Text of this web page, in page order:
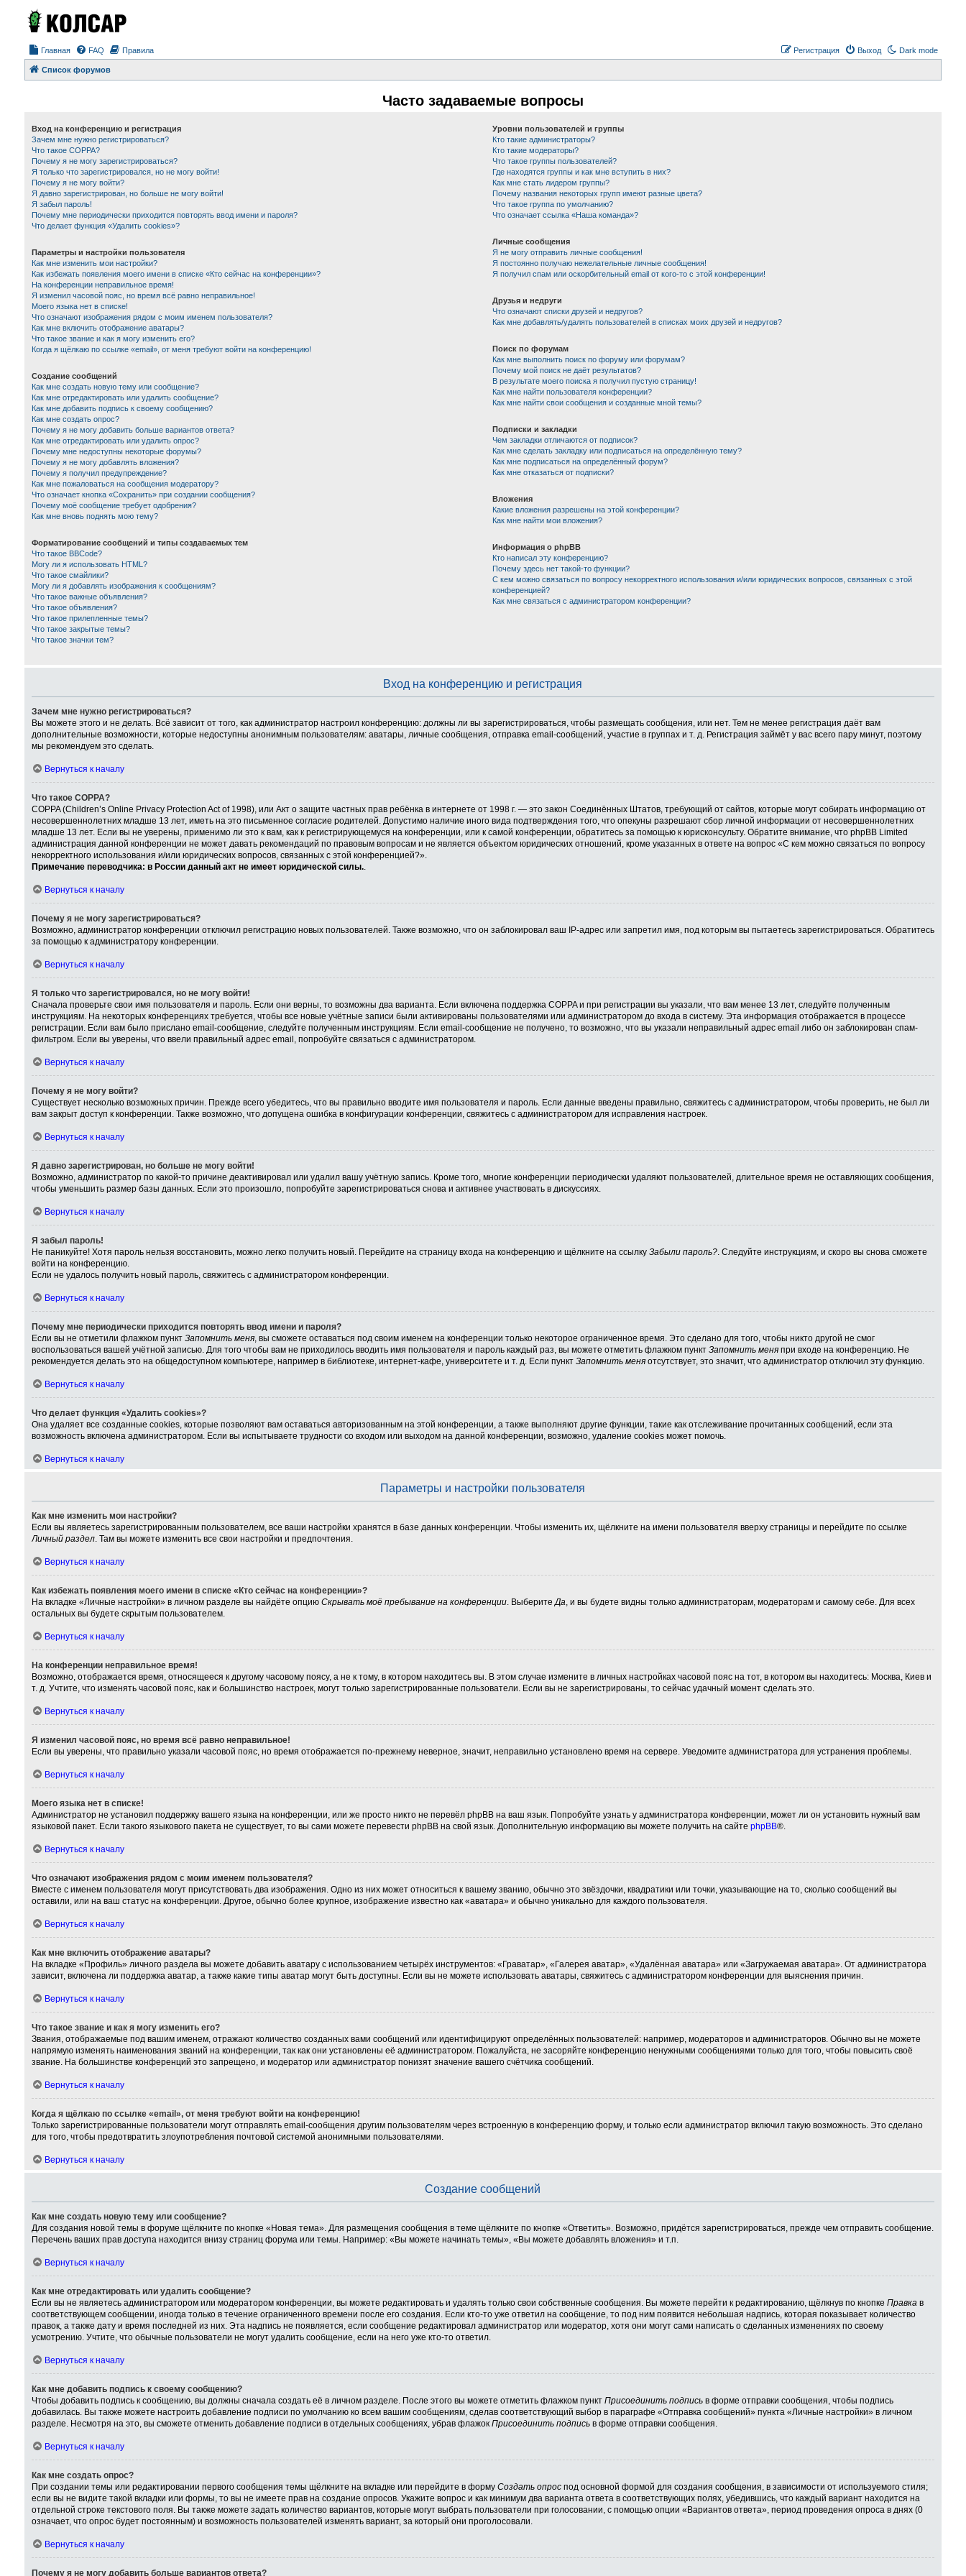
Главная Dark mode
FAQ Правила Выход
Регистрация
Список форумов
Часто задаваемые вопросы
Вход на конференцию и регистрация
Зачем мне нужно регистрироваться?
Что такое COPPA?
Почему я не могу зарегистрироваться?
Я только что зарегистрировался, но не могу войти!
Почему я не могу войти?
Я давно зарегистрирован, но больше не могу войти!
Я забыл пароль!
Почему мне периодически приходится повторять ввод имени и пароля?
Что делает функция «Удалить cookies»?
Параметры и настройки пользователя
Как мне изменить мои настройки?
Как избежать появления моего имени в списке «Кто сейчас на конференции»?
На конференции неправильное время!
Я изменил часовой пояс, но время всё равно неправильное!
Моего языка нет в списке!
Что означают изображения рядом с моим именем пользователя?
Как мне включить отображение аватары?
Что такое звание и как я могу изменить его?
Когда я щёлкаю по ссылке «email», от меня требуют войти на конференцию!
Создание сообщений
Как мне создать новую тему или сообщение?
Как мне отредактировать или удалить сообщение?
Как мне добавить подпись к своему сообщению?
Как мне создать опрос?
Почему я не могу добавить больше вариантов ответа?
Как мне отредактировать или удалить опрос?
Почему мне недоступны некоторые форумы?
Почему я не могу добавлять вложения?
Почему я получил предупреждение?
Как мне пожаловаться на сообщения модератору?
Что означает кнопка «Сохранить» при создании сообщения?
Почему моё сообщение требует одобрения?
Как мне вновь поднять мою тему?
Форматирование сообщений и типы создаваемых тем
Что такое BBCode?
Могу ли я использовать HTML?
Что такое смайлики?
Могу ли я добавлять изображения к сообщениям?
Что такое важные объявления?
Что такое объявления?
Что такое прилепленные темы?
Что такое закрытые темы?
Что такое значки тем?
Уровни пользователей и группы
Кто такие администраторы?
Кто такие модераторы?
Что такое группы пользователей?
Где находятся группы и как мне вступить в них?
Как мне стать лидером группы?
Почему названия некоторых групп имеют разные цвета?
Что такое группа по умолчанию?
Что означает ссылка «Наша команда»?
Личные сообщения
Я не могу отправить личные сообщения!
Я постоянно получаю нежелательные личные сообщения!
Я получил спам или оскорбительный email от кого-то с этой конференции!
Друзья и недруги
Что означают списки друзей и недругов?
Как мне добавлять/удалять пользователей в списках моих друзей и недругов?
Поиск по форумам
Как мне выполнить поиск по форуму или форумам?
Почему мой поиск не даёт результатов?
В результате моего поиска я получил пустую страницу!
Как мне найти пользователя конференции?
Как мне найти свои сообщения и созданные мной темы?
Подписки и закладки
Чем закладки отличаются от подписок?
Как мне сделать закладку или подписаться на определённую тему?
Как мне подписаться на определённый форум?
Как мне отказаться от подписки?
Вложения
Какие вложения разрешены на этой конференции?
Как мне найти мои вложения?
Информация о phpBB
Кто написал эту конференцию?
Почему здесь нет такой-то функции?
С кем можно связаться по вопросу некорректного использования и/или юридических вопросов, связанных с этой
конференцией?
Как мне связаться с администратором конференции?
Вход на конференцию и регистрация
Зачем мне нужно регистрироваться?
Вы можете этого и не делать. Всё зависит от того, как администратор настроил конференцию: должны ли вы зарегистрироваться, чтобы размещать сообщения, или нет. Тем не менее регистрация даёт вам
дополнительные возможности, которые недоступны анонимным пользователям: аватары, личные сообщения, отправка email-сообщений, участие в группах и т. д. Регистрация займёт у вас всего пару минут, поэтому
мы рекомендуем это сделать.
Вернуться к началу
Что такое COPPA?
COPPA (Children’s Online Privacy Protection Act of 1998), или Акт о защите частных прав ребёнка в интернете от 1998 г. — это закон Соединённых Штатов, требующий от сайтов, которые могут собирать информацию от
несовершеннолетних младше 13 лет, иметь на это письменное согласие родителей. Допустимо наличие иного вида подтверждения того, что опекуны разрешают сбор личной информации от несовершеннолетних
младше 13 лет. Если вы не уверены, применимо ли это к вам, как к регистрирующемуся на конференции, или к самой конференции, обратитесь за помощью к юрисконсульту. Обратите внимание, что phpBB Limited
администрация данной конференции не может давать рекомендаций по правовым вопросам и не является объектом юридических отношений, кроме указанных в ответе на вопрос «С кем можно связаться по вопросу
некорректного использования и/или юридических вопросов, связанных с этой конференцией?».
Примечание переводчика: в России данный акт не имеет юридической силы..
Вернуться к началу
Почему я не могу зарегистрироваться?
Возможно, администратор конференции отключил регистрацию новых пользователей. Также возможно, что он заблокировал ваш IP-адрес или запретил имя, под которым вы пытаетесь зарегистрироваться. Обратитесь
за помощью к администратору конференции.
Вернуться к началу
Я только что зарегистрировался, но не могу войти!
Сначала проверьте свои имя пользователя и пароль. Если они верны, то возможны два варианта. Если включена поддержка COPPA и при регистрации вы указали, что вам менее 13 лет, следуйте полученным
инструкциям. На некоторых конференциях требуется, чтобы все новые учётные записи были активированы пользователями или администратором до входа в систему. Эта информация отображается в процессе
регистрации. Если вам было прислано email-сообщение, следуйте полученным инструкциям. Если email-сообщение не получено, то возможно, что вы указали неправильный адрес email либо он заблокирован спам-
фильтром. Если вы уверены, что ввели правильный адрес email, попробуйте связаться с администратором.
Вернуться к началу
Почему я не могу войти?
Существует несколько возможных причин. Прежде всего убедитесь, что вы правильно вводите имя пользователя и пароль. Если данные введены правильно, свяжитесь с администратором, чтобы проверить, не был ли
вам закрыт доступ к конференции. Также возможно, что допущена ошибка в конфигурации конференции, свяжитесь с администратором для исправления настроек.
Вернуться к началу
Я давно зарегистрирован, но больше не могу войти!
Возможно, администратор по какой-то причине деактивировал или удалил вашу учётную запись. Кроме того, многие конференции периодически удаляют пользователей, длительное время не оставляющих сообщения,
чтобы уменьшить размер базы данных. Если это произошло, попробуйте зарегистрироваться снова и активнее участвовать в дискуссиях.
Вернуться к началу
Я забыл пароль!
Не паникуйте! Хотя пароль нельзя восстановить, можно легко получить новый. Перейдите на страницу входа на конференцию и щёлкните на ссылку Забыли пароль?. Следуйте инструкциям, и скоро вы снова сможете
войти на конференцию.
Если не удалось получить новый пароль, свяжитесь с администратором конференции.
Вернуться к началу
Почему мне периодически приходится повторять ввод имени и пароля?
Если вы не отметили флажком пункт Запомнить меня, вы сможете оставаться под своим именем на конференции только некоторое ограниченное время. Это сделано для того, чтобы никто другой не смог
воспользоваться вашей учётной записью. Для того чтобы вам не приходилось вводить имя пользователя и пароль каждый раз, вы можете отметить флажком пункт Запомнить меняпри входе на конференцию. Не
рекомендуется делать это на общедоступном компьютере, например в библиотеке, интернет-кафе, университете и т. д. Если пункт Запомнить меняотсутствует, это значит, что администратор отключил эту функцию.
Вернуться к началу
Что делает функция «Удалить cookies»?
Она удаляет все созданные cookies, которые позволяют вам оставаться авторизованным на этой конференции, а также выполняют другие функции, такие как отслеживание прочитанных сообщений, если эта
возможность включена администратором. Если вы испытываете трудности со входом или выходом на данной конференции, возможно, удаление cookies может помочь.
Вернуться к началу
Параметры и настройки пользователя
Как мне изменить мои настройки?
Если вы являетесь зарегистрированным пользователем, все ваши настройки хранятся в базе данных конференции. Чтобы изменить их, щёлкните на имени пользователя вверху страницы и перейдите по ссылке
Личный раздел. Там вы можете изменить все свои настройки и предпочтения.
Вернуться к началу
Как избежать появления моего имени в списке «Кто сейчас на конференции»?
На вкладке «Личные настройки» в личном разделе вы найдёте опцию Скрывать моё пребывание на конференции. ВыберитеДа, и вы будете видны только администраторам, модераторам и самому себе. Для всех
остальных вы будете скрытым пользователем.
Вернуться к началу
На конференции неправильное время!
Возможно, отображается время, относящееся к другому часовому поясу, а не к тому, в котором находитесь вы. В этом случае измените в личных настройках часовой пояс на тот, в котором вы находитесь: Москва, Киев и
т. д. Учтите, что изменять часовой пояс, как и большинство настроек, могут только зарегистрированные пользователи. Если вы не зарегистрированы, то сейчас удачный момент сделать это.
Вернуться к началу
Я изменил часовой пояс, но время всё равно неправильное!
Если вы уверены, что правильно указали часовой пояс, но время отображается по-прежнему неверное, значит, неправильно установлено время на сервере. Уведомите администратора для устранения проблемы.
Вернуться к началу
Моего языка нет в списке!
Администратор не установил поддержку вашего языка на конференции, или же просто никто не перевёл phpBB на ваш язык. Попробуйте узнать у администратора конференции, может ли он установить нужный вам
языковой пакет. Если такого языкового пакета не существует, то вы сами можете перевести phpBB на свой язык. Дополнительную информацию вы можете получить на сайте phpBB®.
Вернуться к началу
Что означают изображения рядом с моим именем пользователя?
Вместе с именем пользователя могут присутствовать два изображения. Одно из них может относиться к вашему званию, обычно это звёздочки, квадратики или точки, указывающие на то, сколько сообщений вы
оставили, или на ваш статус на конференции. Другое, обычно более крупное, изображение известно как «аватара» и обычно уникально для каждого пользователя.
Вернуться к началу
Как мне включить отображение аватары?
На вкладке «Профиль» личного раздела вы можете добавить аватару с использованием четырёх инструментов: «Граватар», «Галерея аватар», «Удалённая аватара» или «Загружаемая аватара». От администратора
зависит, включена ли поддержка аватар, а также какие типы аватар могут быть доступны. Если вы не можете использовать аватары, свяжитесь с администратором конференции для выяснения причин.
Вернуться к началу
Что такое звание и как я могу изменить его?
Звания, отображаемые под вашим именем, отражают количество созданных вами сообщений или идентифицируют определённых пользователей: например, модераторов и администраторов. Обычно вы не можете
напрямую изменять наименования званий на конференции, так как они установлены её администратором. Пожалуйста, не засоряйте конференцию ненужными сообщениями только для того, чтобы повысить своё
звание. На большинстве конференций это запрещено, и модератор или администратор понизят значение вашего счётчика сообщений.
Вернуться к началу
Когда я щёлкаю по ссылке «email», от меня требуют войти на конференцию!
Только зарегистрированные пользователи могут отправлять email-сообщения другим пользователям через встроенную в конференцию форму, и только если администратор включил такую возможность. Это сделано
для того, чтобы предотвратить злоупотребления почтовой системой анонимными пользователями.
Вернуться к началу
Создание сообщений
Как мне создать новую тему или сообщение?
Для создания новой темы в форуме щёлкните по кнопке «Новая тема». Для размещения сообщения в теме щёлкните по кнопке «Ответить». Возможно, придётся зарегистрироваться, прежде чем отправить сообщение.
Перечень ваших прав доступа находится внизу страниц форума или темы. Например: «Вы можете начинать темы», «Вы можете добавлять вложения» и т.п.
Вернуться к началу
Как мне отредактировать или удалить сообщение?
Если вы не являетесь администратором или модератором конференции, вы можете редактировать и удалять только свои собственные сообщения. Вы можете перейти к редактированию, щёлкнув по кнопке Правкав
соответствующем сообщении, иногда только в течение ограниченного времени после его создания. Если кто-то уже ответил на сообщение, то под ним появится небольшая надпись, которая показывает количество
правок, а также дату и время последней из них. Эта надпись не появляется, если сообщение редактировал администратор или модератор, хотя они могут сами написать о сделанных изменениях по своему
усмотрению. Учтите, что обычные пользователи не могут удалить сообщение, если на него уже кто-то ответил.
Вернуться к началу
Как мне добавить подпись к своему сообщению?
Чтобы добавить подпись к сообщению, вы должны сначала создать её в личном разделе. После этого вы можете отметить флажком пункт Присоединить подписьв форме отправки сообщения, чтобы подпись
добавилась. Вы также можете настроить добавление подписи по умолчанию ко всем вашим сообщениям, сделав соответствующий выбор в параграфе «Отправка сообщений» пункта «Личные настройки» в личном
разделе. Несмотря на это, вы сможете отменить добавление подписи в отдельных сообщениях, убрав флажок Присоединить подписьв форме отправки сообщения.
Вернуться к началу
Как мне создать опрос?
При создании темы или редактировании первого сообщения темы щёлкните на вкладке или перейдите в форму Создать опроспод основной формой для создания сообщения, в зависимости от используемого стиля;
если вы не видите такой вкладки или формы, то вы не имеете прав на создание опросов. Укажите вопрос и как минимум два варианта ответа в соответствующих полях, убедившись, что каждый вариант находится на
отдельной строке текстового поля. Вы также можете задать количество вариантов, которые могут выбрать пользователи при голосовании, с помощью опции «Вариантов ответа», период проведения опроса в днях (0
означает, что опрос будет постоянным) и возможность пользователей изменять вариант, за который они проголосовали.
Вернуться к началу
Почему я не могу добавить больше вариантов ответа?